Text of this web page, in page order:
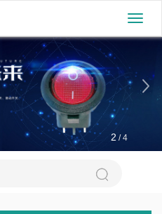
切
换
2 /4